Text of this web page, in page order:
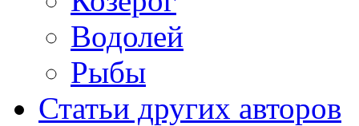
Водолей
Рыбы
Статьи других авторов